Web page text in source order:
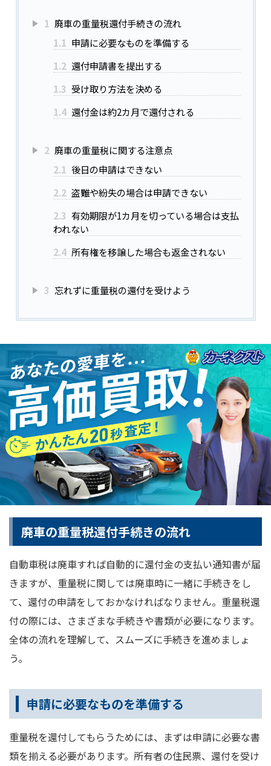
1 廃車の重量税還付手続きの流れ
1.1 申請に必要なものを準備する
1.2 還付申請書を提出する
1.3 受け取り方法を決める
1.4 還付金は約2カ月で還付される
2 廃車の重量税に関する注意点
2.1 後日の申請はできない
2.2 盗難や紛失の場合は申請できない
2.3 有効期限が1カ月を切っている場合は支払
われない
2.4 所有権を移譲した場合も返金されない
3 忘れずに重量税の還付を受けよう
廃車の重量税還付手続きの流れ
自動車税は廃車すれば自動的に還付金の支払い通知書が届
きますが、重量税に関しては廃車時に一緒に手続きをし
て、還付の申請をしておかなければなりません。重量税還
付の際には、さまざまな手続きや書類が必要になります。
全体の流れを理解して、スムーズに手続きを進めましょ
う。
申請に必要なものを準備する
重量税を還付してもらうためには、まずは申請に必要な書
類を揃える必要があります。所有者の住民票、還付を受け